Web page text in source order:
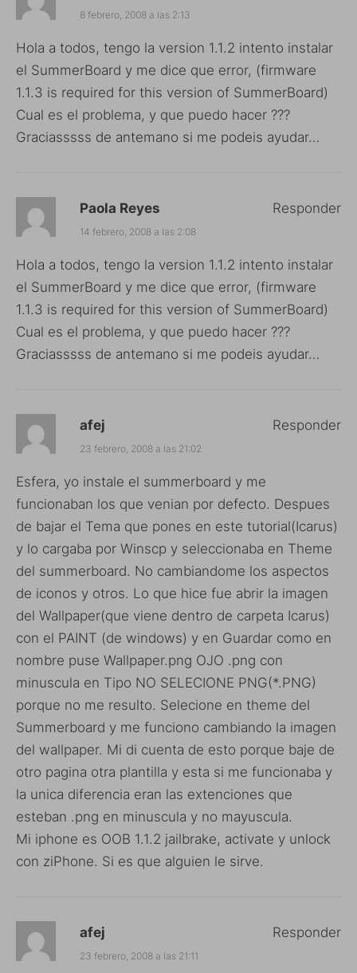
8 febrero, 2008 a las 2:13
Hola a todos, tengo la version 1.1.2 intento instalar
el SummerBoard y me dice que error, (firmware
1.1.3 is required for this version of SummerBoard)
Cual es el problema, y que puedo hacer ???
Graciasssss de antemano si me podeis ayudar…
Paola Reyes
14 febrero, 2008 a las 2:08
Hola a todos, tengo la version 1.1.2 intento instalar
el SummerBoard y me dice que error, (firmware
1.1.3 is required for this version of SummerBoard)
Cual es el problema, y que puedo hacer ???
Graciasssss de antemano si me podeis ayudar…
Responder
afej
23 febrero, 2008 a las 21:02
Esfera, yo instale el summerboard y me
funcionaban los que venian por defecto. Despues
de bajar el Tema que pones en este tutorial(Icarus)
y lo cargaba por Winscp y seleccionaba en Theme
del summerboard. No cambiandome los aspectos
de iconos y otros. Lo que hice fue abrir la imagen
del Wallpaper(que viene dentro de carpeta Icarus)
con el PAINT (de windows) y en Guardar como en
nombre puse Wallpaper.png OJO .png con
minuscula en Tipo NO SELECIONE PNG(*.PNG)
porque no me resulto. Selecione en theme del
Summerboard y me funciono cambiando la imagen
del wallpaper. Mi di cuenta de esto porque baje de
otro pagina otra plantilla y esta si me funcionaba y
la unica diferencia eran las extenciones que
esteban .png en minuscula y no mayuscula.
Mi iphone es OOB 1.1.2 jailbrake, activate y unlock
con ziPhone. Si es que alguien le sirve.
Responder
afej
23 febrero, 2008 a las 21:11
Responder